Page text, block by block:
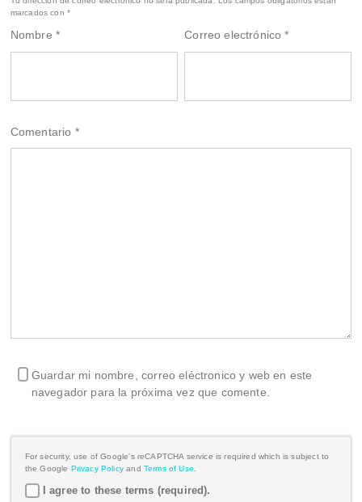
marcados con *
Nombre * Correo electrónico*
Comentario *
Guardar mi nombre, correo eléctronico y web en este
navegador para la próxima vez que comente.
For security, use of Google's reCAPTCHA service is required which is subject to
the Google Privacy Policy and Terms of Use
I agree to these terms (required).